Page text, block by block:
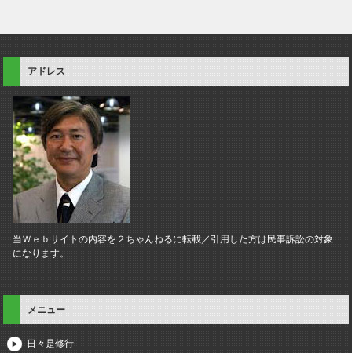
アドレス
当Ｗｅｂサイトの内容を２ちゃんねるに転載／引用した方は民事訴訟の対象
になります。
メニュー
日々是修行